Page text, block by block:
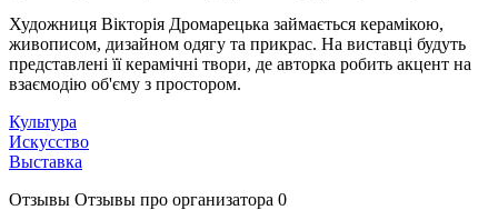
Художниця Вікторія Дромарецька займається керамікою,
живописом, дизайном одягу та прикрас. На виставці будуть
представлені її керамічні твори, де авторка робить акцент на
взаємодію об'єму з простором.
Культура
Искусство
Выставка
Отзывы Отзывы про организатора 0